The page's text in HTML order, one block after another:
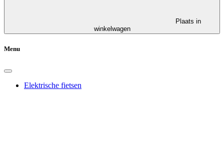
winkelwagen
Menu
Elektrische fietsen